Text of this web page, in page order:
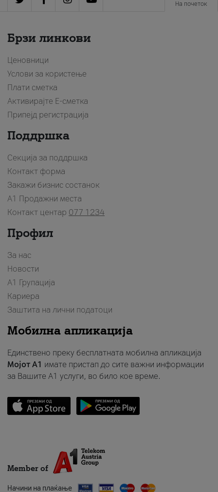
На почеток
Брзи линкови
Ценовници
Услови за користење
Плати сметка
Активирајте Е-сметка
Припејд регистрација
Поддршка
Секција за поддршка
Контакт форма
Закажи бизнис состанок
A1 Продажни места
Контакт центар 077 1234
Профил
За нас
Новости
А1 Групација
Кариера
Заштита на лични податоци
Мобилна апликација
Единствено преку бесплатната мобилна апликација
Мојот A1 имате пристап до сите важни информации
за Вашите A1 услуги, во било кое време.
Member of
Начини на плаќање